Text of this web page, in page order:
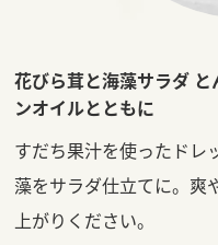
花びら茸と海藻サラダ
ンオイルとともに
すだち果汁を使ったドレ
藻をサラダ仕立てに。爽
上がりください。